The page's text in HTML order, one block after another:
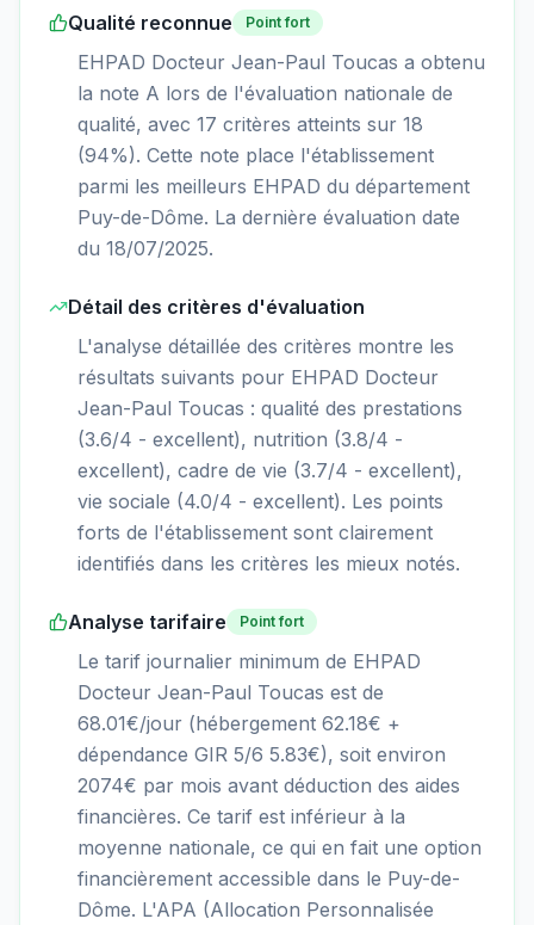
Qualité reconnue Point fort
EHPAD Docteur Jean-Paul Toucas a obtenu
la note A lors de l'évaluation nationale de
qualité, avec 17 critères atteints sur 18
(94%). Cette note place l'établissement
parmi les meilleurs EHPAD du département
Puy-de-Dôme. La dernière évaluation date
du 18/07/2025.
Détail des critères d'évaluation
L'analyse détaillée des critères montre les
résultats suivants pour EHPAD Docteur
Jean-Paul Toucas : qualité des prestations
(3.6/4 - excellent), nutrition (3.8/4 -
excellent), cadre de vie (3.7/4 - excellent),
vie sociale (4.0/4 - excellent). Les points
forts de l'établissement sont clairement
identifiés dans les critères les mieux notés.
Analyse tarifaire Point fort
Le tarif journalier minimum de EHPAD
Docteur Jean-Paul Toucas est de
68.01€/jour (hébergement 62.18€ +
dépendance GIR 5/6 5.83€), soit environ
2074€ par mois avant déduction des aides
financières. Ce tarif est inférieur à la
moyenne nationale, ce qui en fait une option
financièrement accessible dans le Puy-de-
Dôme. L'APA (Allocation Personnalisée